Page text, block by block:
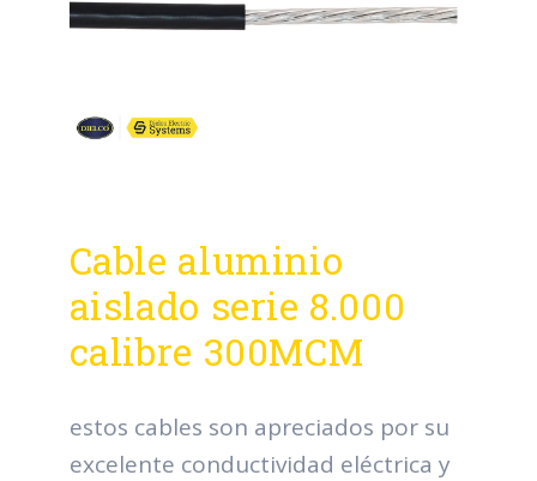
Cable aluminio
aislado serie 8.000
calibre 300MCM
estos cables son apreciados por su
excelente conductividad eléctrica y